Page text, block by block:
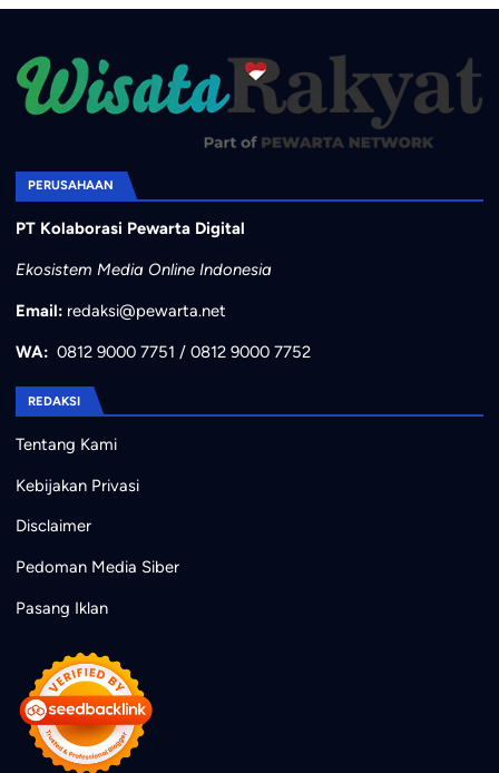
PERUSAHAAN
PT Kolaborasi Pewarta Digital
Ekosistem Media Online Indonesia
Email: redaksi@pewarta.net
WA: 0812 9000 7751 / 0812 9000 7752
REDAKSI
Tentang Kami
Kebijakan Privasi
Disclaimer
Pedoman Media Siber
Pasang Iklan